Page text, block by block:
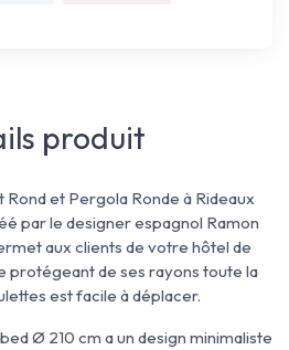
produit
et Pergola Ronde à Rideaux
par le designer espagnol Ramon
aux clients de votre hôtel de
protégeant de ses rayons toute la
est facile à déplacer.
Ø 210 cm a un design minimaliste